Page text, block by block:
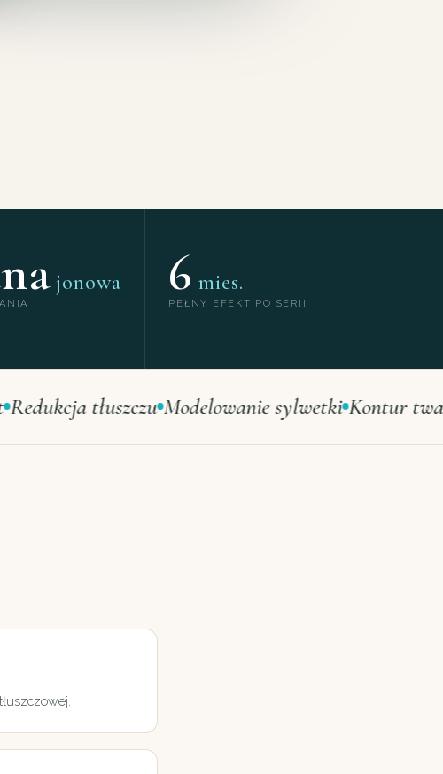
jonowa 6 mies.
PEŁNY EFEKT PO SERII
tłuszczu Modelowanie sylwetki Kontur twarzy